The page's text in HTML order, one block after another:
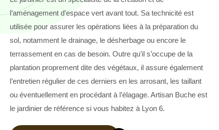
l’aménagement d’espace vert avant tout. Sa technicité est
utilisée pour assurer les opérations liées à la préparation du
sol, notamment le drainage, le désherbage ou encore le
terrassement en cas de besoin. Outre qu’il s’occupe de la
plantation proprement dite des végétaux, il assure également
l’entretien régulier de ces derniers en les arrosant, les taillant
ou éventuellement en procédant à l’élagage. Artisan Buche est
le jardinier de référence si vous habitez à Lyon 6.